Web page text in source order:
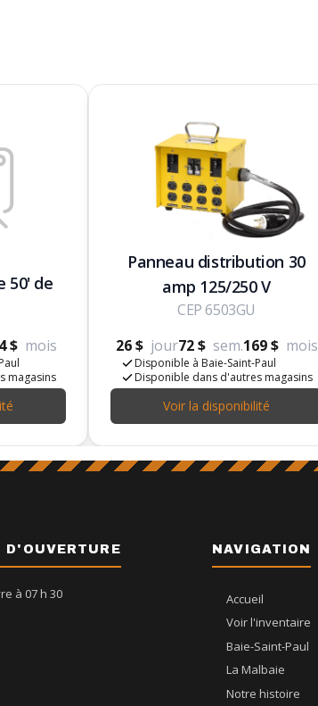
50' de
$ mois
magasins
Panneau distribution 30
amp 125/250 V
CEP 6503GU
26 $ jour72 $ sem.169 $ mois
Disponible à Baie-Saint-Paul
Disponible dans d'autres magasins
Voir la disponibilité
D'OUVERTURE
à 07 h 30
NAVIGATION
Accueil
Voir l'inventaire
Baie-Saint-Paul
La Malbaie
Notre histoire